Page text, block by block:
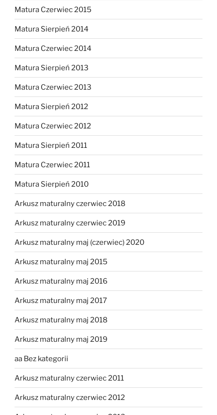
Matura Czerwiec 2015
Matura Sierpień 2014
Matura Czerwiec 2014
Matura Sierpień 2013
Matura Czerwiec 2013
Matura Sierpień 2012
Matura Czerwiec 2012
Matura Sierpień 2011
Matura Czerwiec 2011
Matura Sierpień 2010
Arkusz maturalny czerwiec 2018
Arkusz maturalny czerwiec 2019
Arkusz maturalny maj (czerwiec) 2020
Arkusz maturalny maj 2015
Arkusz maturalny maj 2016
Arkusz maturalny maj 2017
Arkusz maturalny maj 2018
Arkusz maturalny maj 2019
aa Bez kategorii
Arkusz maturalny czerwiec 2011
Arkusz maturalny czerwiec 2012